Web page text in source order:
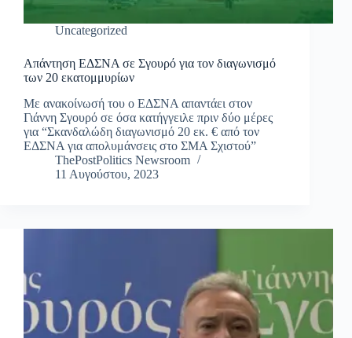
Uncategorized
Απάντηση ΕΔΣΝΑ σε Σγουρό για τον διαγωνισμό
των 20 εκατομμυρίων
Με ανακοίνωσή του ο ΕΔΣΝΑ απαντάει στον
Γιάννη Σγουρό σε όσα κατήγγειλε πριν δύο μέρες
για “Σκανδαλώδη διαγωνισμό 20 εκ. € από τον
ΕΔΣΝΑ για απολυμάνσεις στο ΣΜΑ Σχιστού”
ThePostPolitics Newsroom
11 Αυγούστου, 2023